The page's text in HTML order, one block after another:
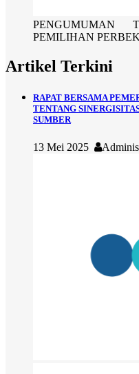
PENGUMUMAN
PEMILIHAN
Artikel Terkini
RAPAT BERSAMA
TENTANG
SUMBER
13 Mei 2025